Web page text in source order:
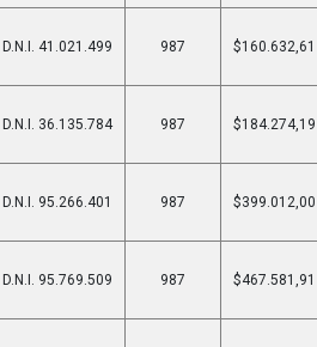
D.N.I. 41.021.499 987 $160.632,61
D.N.I. 36.135.784 987 $184.274,19
D.N.I. 95.266.401 987 $399.012,00
D.N.I. 95.769.509 987 $467.581,91